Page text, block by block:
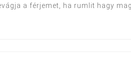
a férjemet, ha rumlit hagy